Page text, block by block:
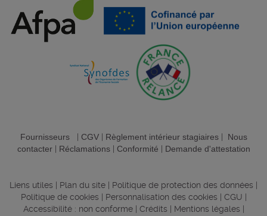
Fournisseurs| CGV| Règlement intérieur stagiaires| Nous
contacter| Réclamations| Conformité Demande d'attestation
Liens utiles Plan du site Politique de protection des données
Politique de cookies
Personnalisation des cookies CGU
Accessibilité : non conforme| Crédits Mentions légales